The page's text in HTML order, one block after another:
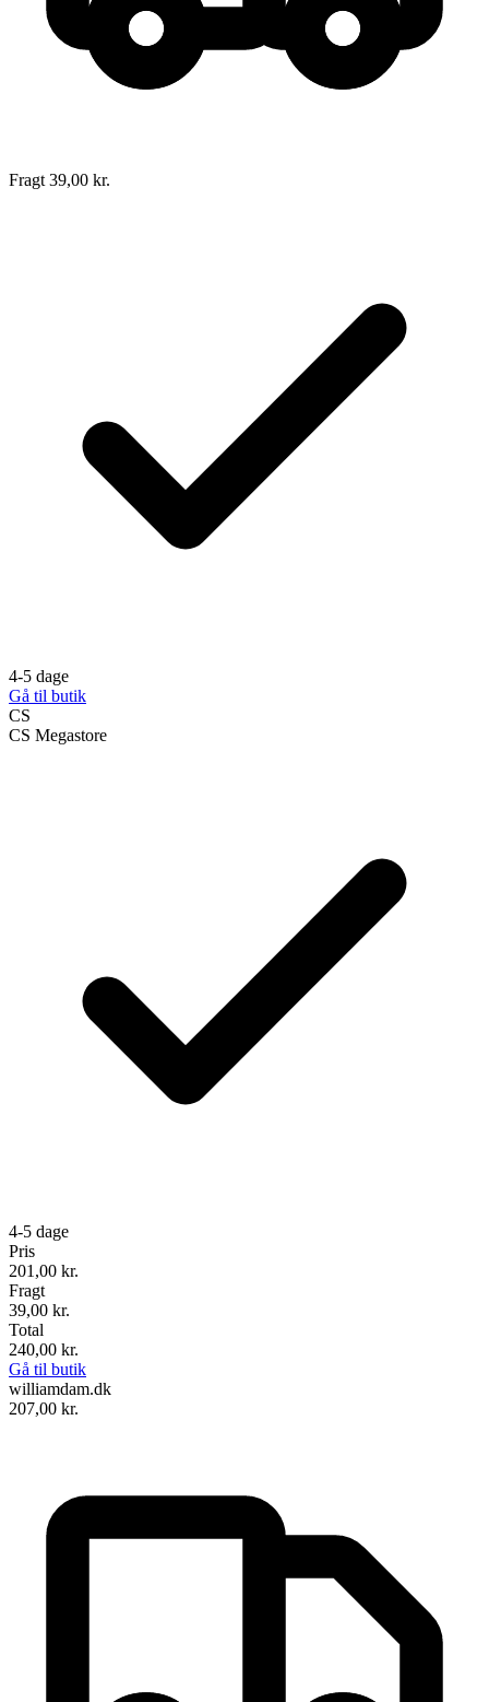
Fragt 39,00 kr.
4-5 dage
Gå til butik
CS
CS Megastore
4-5 dage
Pris
201,00 kr.
Fragt
39,00 kr.
Total
240,00 kr.
Gå til butik
williamdam.dk
207,00 kr.